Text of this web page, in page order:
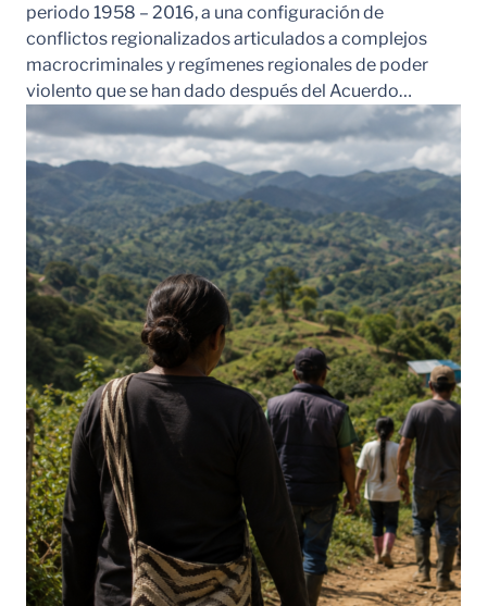
periodo 1958 – 2016, a una configuración de
conflictos regionalizados articulados a complejos
macrocriminales y regímenes regionales de poder
violento que se han dado después del Acuerdo…